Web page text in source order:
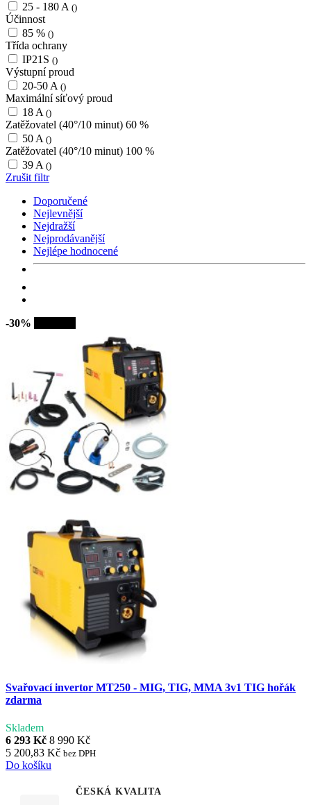
25 - 180 A ()
Účinnost
85 % ()
Třída ochrany
IP21S ()
Výstupní proud
20-50 A ()
Maximální síťový proud
18 A ()
Zatěžovatel (40°/10 minut) 60 %
50 A ()
Zatěžovatel (40°/10 minut) 100 %
39 A ()
Zrušit filtr
Doporučené
Nejlevnější
Nejdražší
Nejprodávanější
Nejlépe hodnocené
-30%
Svařovací invertor MT250 - MIG, TIG, MMA 3v1 TIG hořák
zdarma
Skladem
6 293 Kč 8 990 Kč
5 200,83 Kč bez DPH
Do košíku
ČESKÁ KVALITA